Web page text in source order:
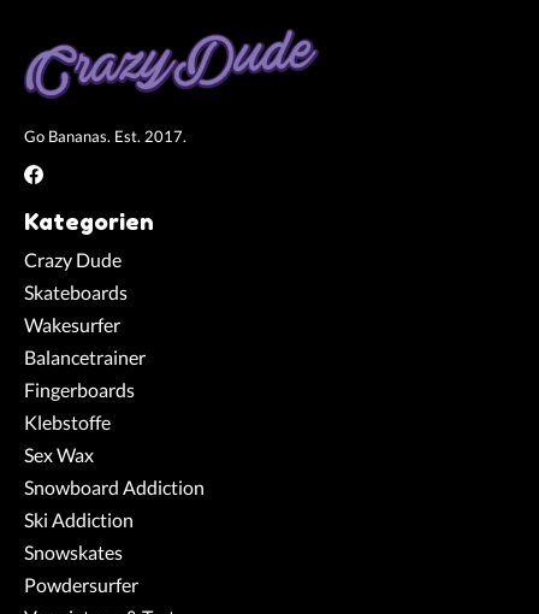
Go Bananas. Est. 2017.
Kategorien
Crazy Dude
Skateboards
Wakesurfer
Balancetrainer
Fingerboards
Klebstoffe
Sex Wax
Snowboard Addiction
Ski Addiction
Snowskates
Powdersurfer